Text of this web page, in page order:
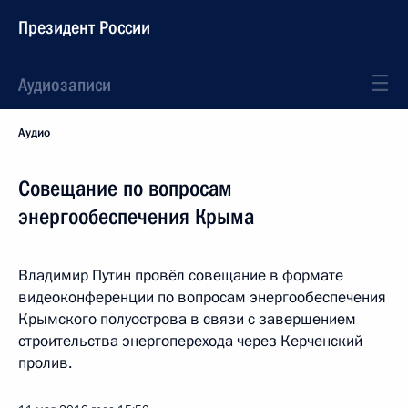
Президент России
Аудиозаписи
Аудио
Совещание по вопросам
энергообеспечения Крыма
Владимир Путин провёл совещание в формате
видеоконференции по вопросам энергообеспечения
Крымского полуострова в связи с завершением
строительства энергоперехода через Керченский
пролив.